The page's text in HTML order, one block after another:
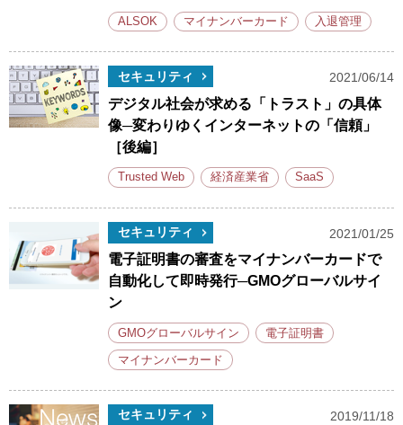
ALSOK マイナンバーカード 入退管理
セキュリティ 2021/06/14
デジタル社会が求める「トラスト」の具体
像─変わりゆくインターネットの「信頼」
［後編］
Trusted Web 経済産業省 SaaS
セキュリティ 2021/01/25
電子証明書の審査をマイナンバーカードで
自動化して即時発行─GMOグローバルサイ
ン
GMOグローバルサイン 電子証明書
マイナンバーカード
セキュリティ 2019/11/18